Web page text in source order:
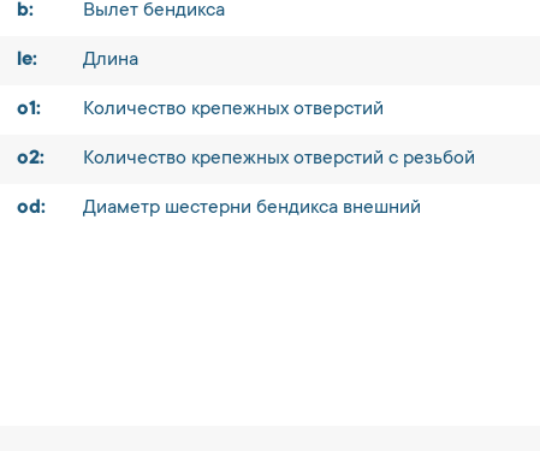
b: Вылет бендикса
le: Длина
o1: Количество крепежных отверстий
o2: Количество крепежных отверстий с резьбой
od: Диаметр шестерни бендикса внешний